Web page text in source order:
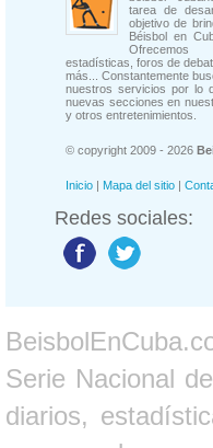
tarea de
objetivo de
Béisbol en
Ofrecemos
estadísticas, foros de
más... Constantemente
nuestros servicios por lo
nuevas secciones en
y otros entretenimientos.
© copyright 2009 - 2026
Inicio | Mapa del sitio |
Redes sociales:
Serie Nacional
diarios,